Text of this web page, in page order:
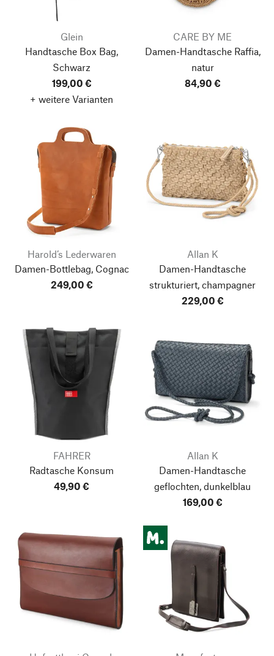
Glein
Handtasche Box Bag,
Schwarz
199,00 €
+ weitere Varianten
CARE BY ME
Damen-Handtasche Raffia,
natur
84,90 €
Harold’s Lederwaren
Damen-Bottlebag, Cognac
249,00 €
Allan K
Damen-Handtasche
strukturiert, champagner
229,00 €
FAHRER
Radtasche Konsum
49,90 €
Allan K
Damen-Handtasche
geflochten, dunkelblau
169,00 €